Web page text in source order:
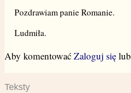
Pozdrawiam panie Romanie.
Ludmiła.
Aby komentować Zaloguj sięlub
Teksty